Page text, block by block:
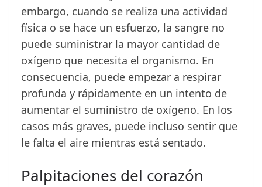
embargo, cuando se realiza una actividad
física o se hace un esfuerzo, la sangre no
puede suministrar la mayor cantidad de
oxígeno que necesita el organismo. En
consecuencia, puede empezar a respirar
profunda y rápidamente en un intento de
aumentar el suministro de oxígeno. En los
casos más graves, puede incluso sentir que
le falta el aire mientras está sentado.
Palpitaciones del corazón